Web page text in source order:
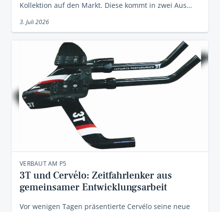
Kollektion auf den Markt. Diese kommt in zwei Aus…
3. Juli 2026
VERBAUT AM P5
3T und Cervélo: Zeitfahrlenker aus
gemeinsamer Entwicklungsarbeit
Vor wenigen Tagen präsentierte Cervélo seine neue